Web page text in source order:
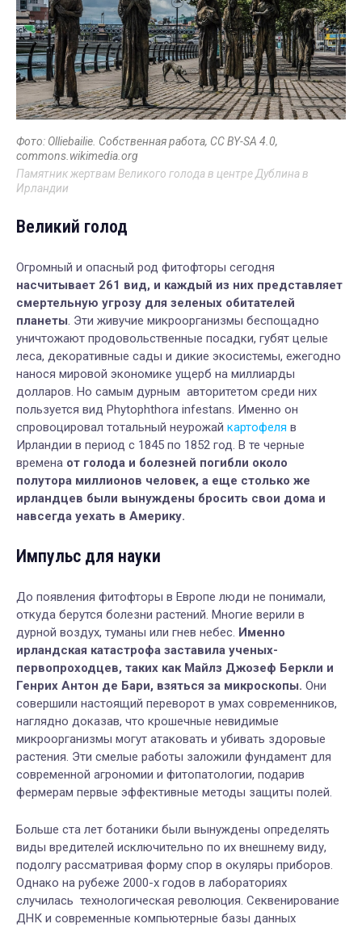
Фото: Olliebailie. Собственная работа, CC BY-SA 4.0,
commons.wikimedia.org
Памятник жертвам Великого голода в центре Дублина в
Ирландии
Великий голод
Огромный и опасный род фитофторы сегодня
насчитывает 261 вид, и каждый из них представляет
смертельную угрозу для зеленых обитателей
планеты. Эти живучие микроорганизмы беспощадно
уничтожают продовольственные посадки, губят целые
леса, декоративные сады и дикие экосистемы, ежегодно
нанося мировой экономике ущерб на миллиарды
долларов. Но самым дурным авторитетом среди них
пользуется вид Phytophthora infestans. Именно он
спровоцировал тотальный неурожай картофеля в
Ирландии в период с 1845 по 1852 год. В те черные
времена от голода и болезней погибли около
полутора миллионов человек, а еще столько же
ирландцев были вынуждены бросить свои дома и
навсегда уехать в Америку.
Импульс для науки
До появления фитофторы в Европе люди не понимали,
откуда берутся болезни растений. Многие верили в
дурной воздух, туманы или гнев небес. Именно
ирландская катастрофа заставила ученых-
первопроходцев, таких как Майлз Джозеф Беркли и
Генрих Антон де Бари, взяться за микроскопы. Они
совершили настоящий переворот в умах современников,
наглядно доказав, что крошечные невидимые
микроорганизмы могут атаковать и убивать здоровые
растения. Эти смелые работы заложили фундамент для
современной агрономии и фитопатологии, подарив
фермерам первые эффективные методы защиты полей.
Больше ста лет ботаники были вынуждены определять
виды вредителей исключительно по их внешнему виду,
подолгу рассматривая форму спор в окуляры приборов.
Однако на рубеже 2000-х годов в лабораториях
случилась технологическая революция. Секвенирование
ДНК и современные компьютерные базы данных